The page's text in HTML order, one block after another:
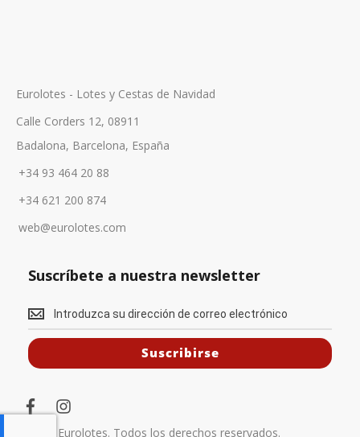
Eurolotes - Lotes y Cestas de Navidad
Calle Corders 12, 08911
Badalona, Barcelona, España
+34 93 464 20 88
+34 621 200 874
web@eurolotes.com
Suscríbete a nuestra newsletter
S
s
r
Suscribirse
f
a
i
© 2025 Eurolotes. Todos los derechos reservados.